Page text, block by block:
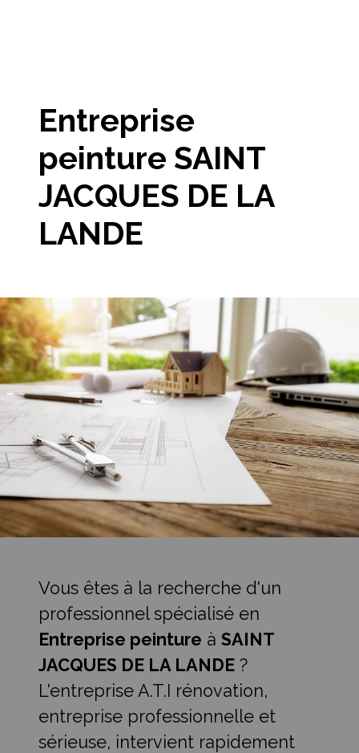
Entreprise
peinture SAINT
JACQUES DE LA
LANDE
Vous êtes à la recherche d'un
professionnel spécialisé en
Entreprise peinture à SAINT
JACQUES DE LA LANDE ?
L'entreprise A.T.I rénovation,
entreprise professionnelle et
sérieuse, intervient rapidement